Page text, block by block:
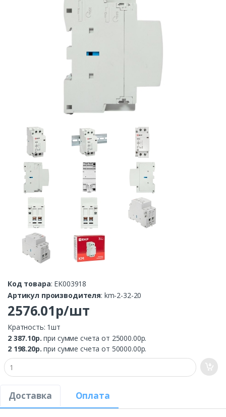
Код товара: EK003918
Артикул производителя: km-2-32-20
2576.01р/шт
Кратность: 1шт
2 387.10р.при сумме счета от 25000.00р.
2 198.20р.при сумме счета от 50000.00р.
Доставка Оплата